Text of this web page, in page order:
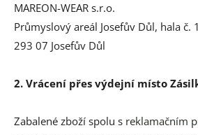
MAREON-WEAR s.r.o.
Průmyslový areál Josefův Důl, hala č.
293 07 Josefův Důl
2. Vrácení přes výdejní místo
Zabalené zboží spolu s reklamačním